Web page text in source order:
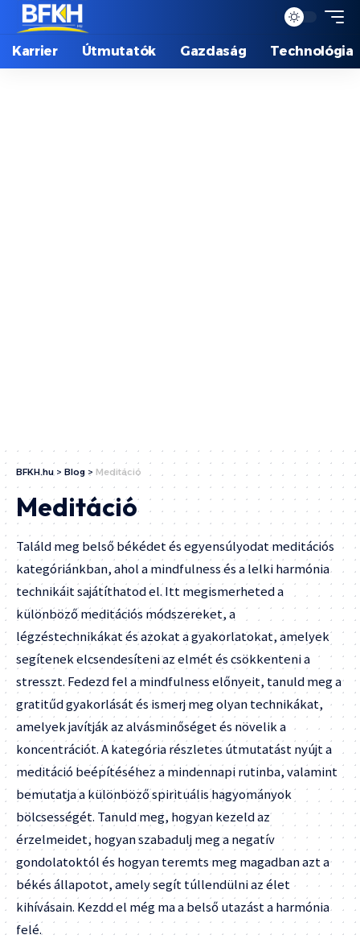
Karrier Útmutatók Gazdaság Technológia
BFKH.hu> Blog > Meditáció
Meditáció
Találd meg belső békédet és egyensúlyodat meditációs
kategóriánkban, ahol a mindfulness és a lelki harmónia
technikáit sajátíthatod el. Itt megismerheted a
különböző meditációs módszereket, a
légzéstechnikákat és azokat a gyakorlatokat, amelyek
segítenek elcsendesíteni az elmét és csökkenteni a
stresszt. Fedezd fel a mindfulness előnyeit, tanuld meg a
gratitűd gyakorlását és ismerj meg olyan technikákat,
amelyek javítják az alvásminőséget és növelik a
koncentrációt. A kategória részletes útmutatást nyújt a
meditáció beépítéséhez a mindennapi rutinba, valamint
bemutatja a különböző spirituális hagyományok
bölcsességét. Tanuld meg, hogyan kezeld az
érzelmeidet, hogyan szabadulj meg a negatív
gondolatoktól és hogyan teremts meg magadban azt a
békés állapotot, amely segít túllendülni az élet
kihívásain. Kezdd el még ma a belső utazást a harmónia
felé.